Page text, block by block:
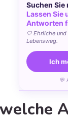
Suchen Sie
Lassen Sie
Antworten
🤍 Ehrliche
Lebensweg.
Ich
💬